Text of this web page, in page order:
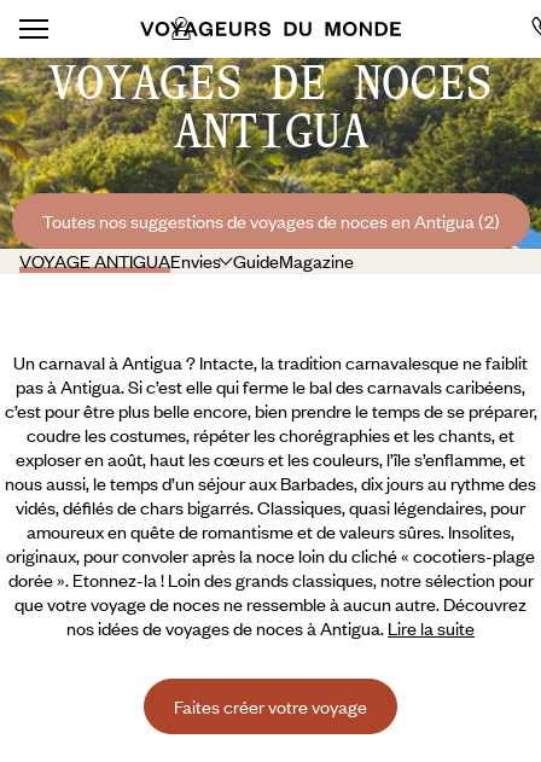
VOYAGES DE NOCES
ANTIGUA
Toutes nos suggestions de voyages de noces en Antigua (2)
VOYAGE ANTIGUAEnvies GuideMagazine
Un carnaval à Antigua ? Intacte, la tradition carnavalesque ne faiblit
pas à Antigua. Si c’est elle qui ferme le bal des carnavals caribéens,
c’est pour être plus belle encore, bien prendre le temps de se préparer,
coudre les costumes, répéter les chorégraphies et les chants, et
exploser en août, haut les cœurs et les couleurs, l’île s’enflamme, et
nous aussi, le temps d’un séjour aux Barbades, dix jours au rythme des
vidés, défilés de chars bigarrés. Classiques, quasi légendaires, pour
amoureux en quête de romantisme et de valeurs sûres. Insolites,
originaux, pour convoler après la noce loin du cliché « cocotiers-plage
dorée ». Etonnez-la ! Loin des grands classiques, notre sélection pour
que votre voyage de noces ne ressemble à aucun autre. Découvrez
nos idées de voyages de noces à Antigua. Lire la suite
Faites créer votre voyage